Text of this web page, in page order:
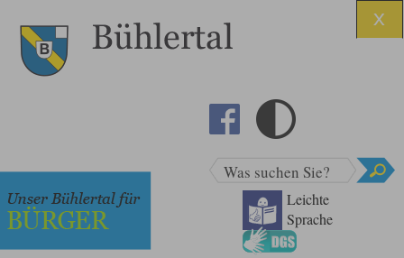
Leichte
Sprache
Was suchen Sie?